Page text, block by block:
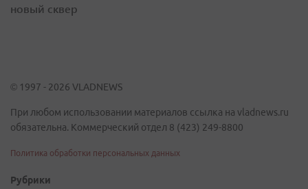
новый сквер
© 1997 - 2026 VLADNEWS
При любом использовании материалов ссылка на vladnews.ru
обязательна. Коммерческий отдел 8 (423) 249-8800
Политика обработки персональных данных
Рубрики